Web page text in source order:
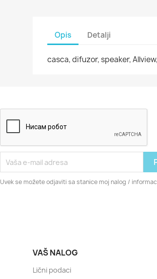
Opis Detalji
casca, difuzor, speaker,
Uvek se možete odjaviti sa stanice moj nalog /
VAŠ NALOG
Lični podaci